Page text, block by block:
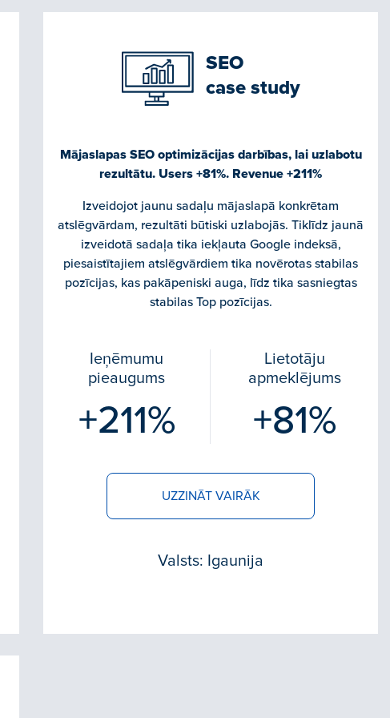
SEO
case study
Mājaslapas SEO optimizācijas darbības, lai uzlabotu
rezultātu. Users +81%. Revenue +211%
Izveidojot jaunu sadaļu mājaslapā konkrētam
atslēgvārdam, rezultāti būtiski uzlabojās. Tiklīdz jaunā
izveidotā sadaļa tika iekļauta Google indeksā,
piesaistītajiem atslēgvārdiem tika novērotas stabilas
pozīcijas, kas pakāpeniski auga, līdz tika sasniegtas
stabilas Top pozīcijas.
Ieņēmumu
pieaugums
+211%
Lietotāju
apmeklējums
+81%
UZZINĀT VAIRĀK
Valsts: Igaunija